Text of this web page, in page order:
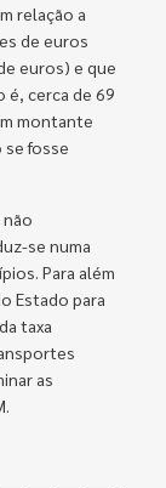
relação a
de euros
euros) e que
é, cerca de 69
montante
fosse
se numa
Para além
Estado para
taxa
as